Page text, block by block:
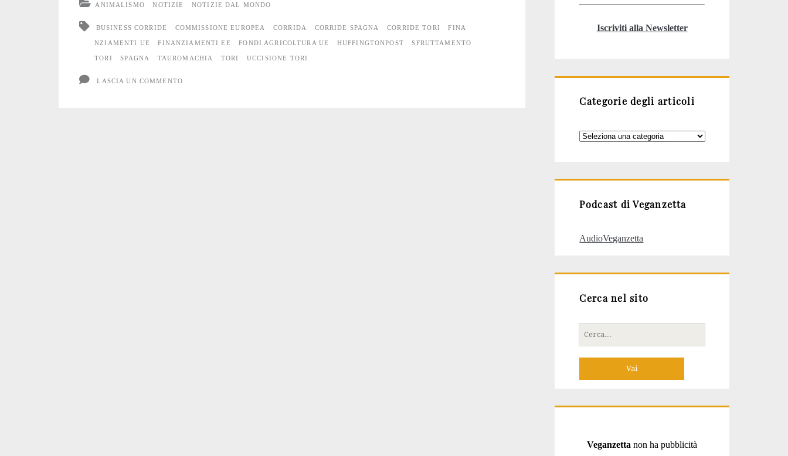
piedi
grazie
ai
ANIMALISMO NOTIZIE NOTIZIE DAL MONDO
BUSINESS CORRIDE COMMISSIONE EUROPEA CORRIDA CORRIDE SPAGNA CORRIDE TORI FINA
NZIAMENTI UE FINANZIAMENTI EE FONDI AGRICOLTURA UE HUFFINGTONPOST SFRUTTAMENTO
TORI SPAGNA TAUROMACHIA TORI UCCISIONE TORI
LASCIA UN COMMENTO
Iscriviti alla Newsletter
Categorie degli articoli
Categorie
Podcast di Veganzetta
AudioVeganzetta
Cerca nel sito
Cerca
per:
Veganzetta non ha pubblicità